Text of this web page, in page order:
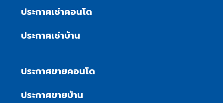
ประกาศเช่าคอนโด
ประกาศเช่าบ้าน
ประกาศขายคอนโด
ประกาศขายบ้าน